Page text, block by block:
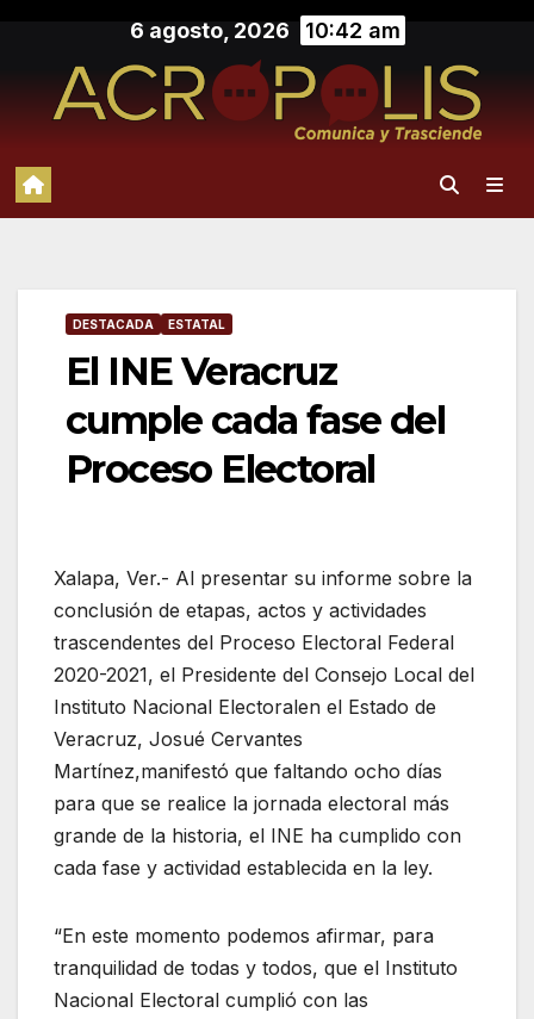
contenido
6 agosto, 2026 10:42 am
DESTACADA ESTATAL
El INE Veracruz
cumple cada fase del
Proceso Electoral
Xalapa, Ver.- Al presentar su informe sobre la
conclusión de etapas, actos y actividades
trascendentes del Proceso Electoral Federal
2020-2021, el Presidente del Consejo Local del
Instituto Nacional Electoralen el Estado de
Veracruz, Josué Cervantes
Martínez,manifestó que faltando ocho días
para que se realice la jornada electoral más
grande de la historia, el INE ha cumplido con
cada fase y actividad establecida en la ley.
“En este momento podemos afirmar, para
tranquilidad de todas y todos, que el Instituto
Nacional Electoral cumplió con las